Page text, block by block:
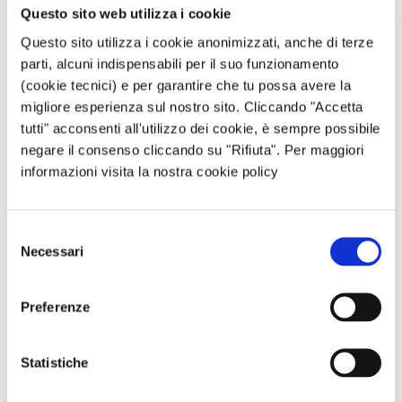
Questo sito web utilizza i cookie
Questo sito utilizza i cookie anonimizzati, anche di terze
parti, alcuni indispensabili per il suo funzionamento
(cookie tecnici) e per garantire che tu possa avere la
migliore esperienza sul nostro sito. Cliccando "Accetta
tutti" acconsenti all'utilizzo dei cookie, è sempre possibile
negare il consenso cliccando su "Rifiuta". Per maggiori
informazioni visita la nostra cookie policy
delNecessari
Preferenze
Statistiche
i fini.
Per questo motivo “cooperare” è superiore a
“collaborare” perché per cooperare bisogna
essere d’accordo anche sui fini da raggiungere,
che non sono solo quelli strumentali, come ad
esempio pagare di meno l’energia (per questo
basterebbe creare un gruppo d’acquisto).
persone di mettersi insieme per ottenere
l’energia pulita di cui si ha bisogno, ma con un
tornare ad un’alleanza tra la natura e la Società,
civile.